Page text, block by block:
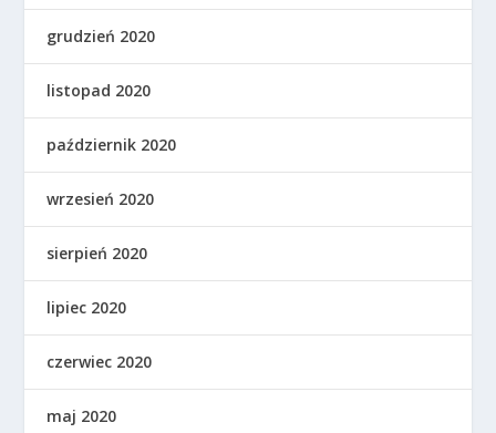
grudzień 2020
listopad 2020
październik 2020
wrzesień 2020
sierpień 2020
lipiec 2020
czerwiec 2020
maj 2020